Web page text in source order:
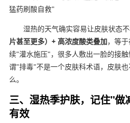
猛药刷酸自救"
湿热的天气确实容易让皮肤状态
片甚至更多）+ 高浓度酸类叠加，等
续"灌水施压"，很多人敷出一脸的接
谓"排毒"不是一个皮肤科术语，皮肤
么。
三、湿热季护肤，记住"
有效